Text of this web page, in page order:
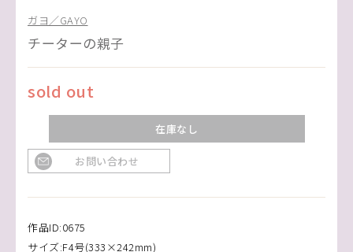
ガヨ／GAYO
チーターの親子
sold out
在庫なし
お問い合わせ
作品ID:0675
サイズ:F4号(333×242mm)